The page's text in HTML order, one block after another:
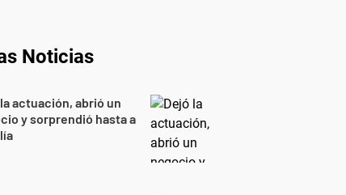
Noticias
actuación, abrió un
y sorprendió hasta a